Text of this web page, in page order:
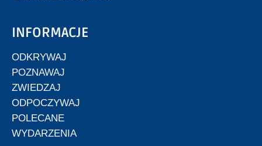
INFORMACJE
ODKRYWAJ
POZNAWAJ
ZWIEDZAJ
ODPOCZYWAJ
POLECANE
WYDARZENIA